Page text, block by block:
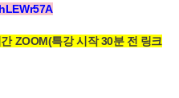
ZOOM(특강 시작 30분 전 링크